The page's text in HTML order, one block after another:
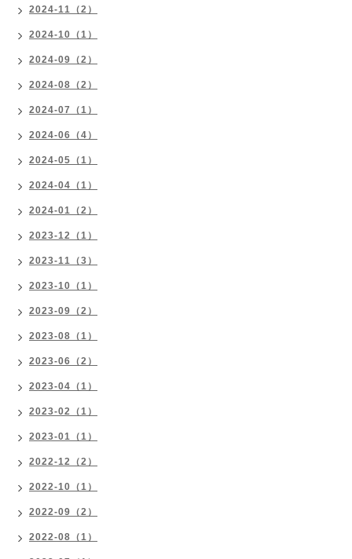
2024-11（2）
2024-10（1）
2024-09（2）
2024-08（2）
2024-07（1）
2024-06（4）
2024-05（1）
2024-04（1）
2024-01（2）
2023-12（1）
2023-11（3）
2023-10（1）
2023-09（2）
2023-08（1）
2023-06（2）
2023-04（1）
2023-02（1）
2023-01（1）
2022-12（2）
2022-10（1）
2022-09（2）
2022-08（1）